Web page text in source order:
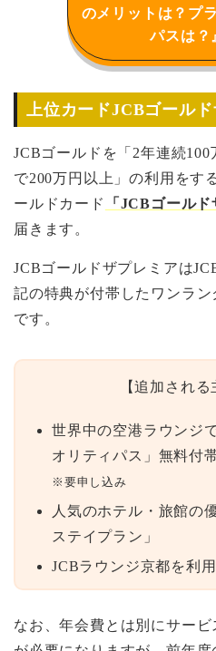
のメリットは？プ
パスは？
上位カードJCBゴール
JCBゴールドを「2年連続
で200万円以上」の利用をす
ールドカード
「JCBゴール
届きます。
JCBゴールドザプレミアは
記の特典が付帯したワンラ
です。
【追加される
世界中の空港ラウンジ
オリティパス」無料付
※要申し込み
人気のホテル・旅館の
ステイプラン」
JCBラウンジ京都を利
なお、年会費とは別にサー